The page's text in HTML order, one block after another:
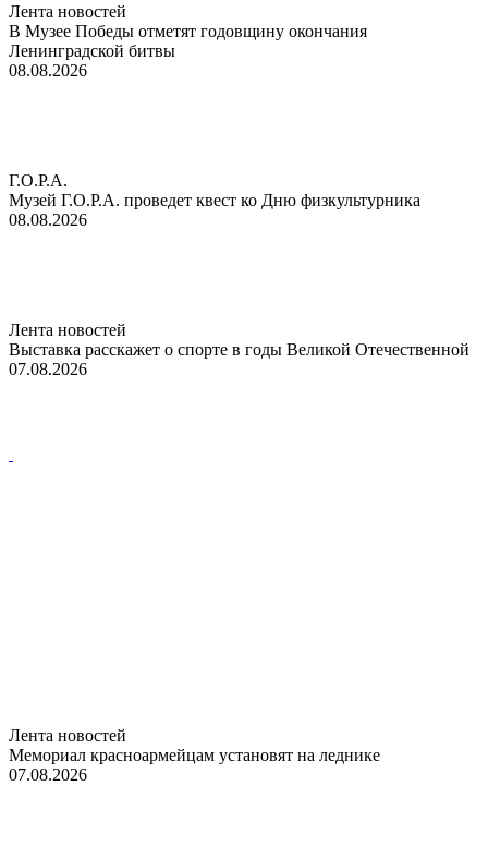
Лента новостей
В Музее Победы отметят годовщину окончания
Ленинградской битвы
08.08.2026
Г.О.Р.А.
Музей Г.О.Р.А. проведет квест ко Дню физкультурника
08.08.2026
Лента новостей
Выставка расскажет о спорте в годы Великой Отечественной
07.08.2026
Лента новостей
Мемориал красноармейцам установят на леднике
07.08.2026